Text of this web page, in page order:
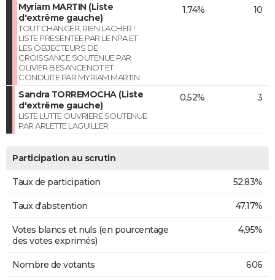
Myriam MARTIN (Liste
d'extrême gauche)
TOUT CHANGER, RIEN LACHER !
LISTE PRESENTEE PAR LE NPA ET
LES OBJECTEURS DE
CROISSANCE SOUTENUE PAR
OLIVIER BESANCENOT ET
CONDUITE PAR MYRIAM MARTIN
1,74% 10
Sandra TORREMOCHA (Liste
d'extrême gauche)
LISTE LUTTE OUVRIERE SOUTENUE
PAR ARLETTE LAGUILLER
0,52% 3
Participation au scrutin
Taux de participation 52,83%
Taux d'abstention 47,17%
Votes blancs et nuls (en pourcentage
des votes exprimés)
4,95%
Nombre de votants 606